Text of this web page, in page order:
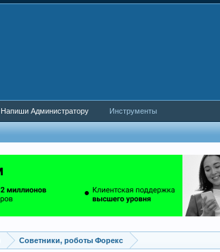
Советники, роботы Форекс
Напиши Администратору Инструменты